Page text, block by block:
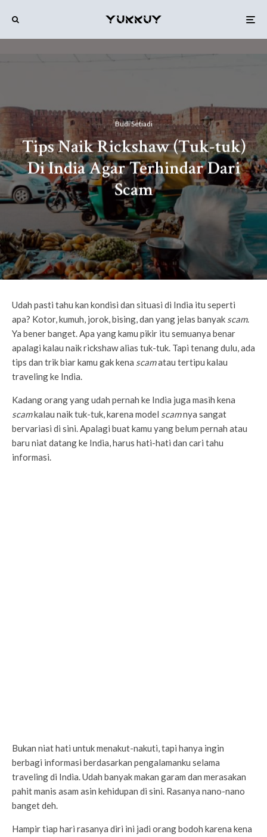
Budi Setiadi
Tips Naik Rickshaw (Tuk-tuk)
Di India Agar Terhindar Dari
Scam
Udah pasti tahu kan kondisi dan situasi di India itu seperti
apa? Kotor, kumuh, jorok, bising, dan yang jelas banyak scam.
Ya bener banget. Apa yang kamu pikir itu semuanya benar
apalagi kalau naik rickshaw alias tuk-tuk. Tapi tenang dulu, ada
tips dan trik biar kamu gak kena scamatau tertipu kalau
traveling ke India.
Kadang orang yang udah pernah ke India juga masih kena
scamkalau naik tuk-tuk, karena model scamnya sangat
bervariasi di sini. Apalagi buat kamu yang belum pernah atau
baru niat datang ke India, harus hati-hati dan cari tahu
informasi.
Bukan niat hati untuk menakut-nakuti, tapi hanya ingin
berbagi informasi berdasarkan pengalamanku selama
traveling di India. Udah banyak makan garam dan merasakan
pahit manis asam asin kehidupan di sini. Rasanya nano-nano
banget deh.
Hampir tiap hari rasanya diri ini jadi orang bodoh karena kena